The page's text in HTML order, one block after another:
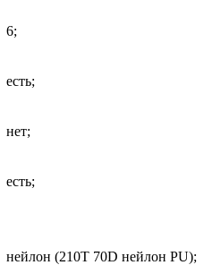
6;
есть;
нет;
есть;
нейлон (210T 70D нейлон PU);